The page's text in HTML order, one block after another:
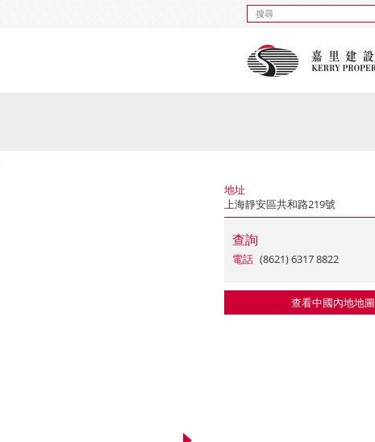
地址
上海靜安區共和路219號
查詢
電話 (8621) 6317 8822
查看中國內地地圖